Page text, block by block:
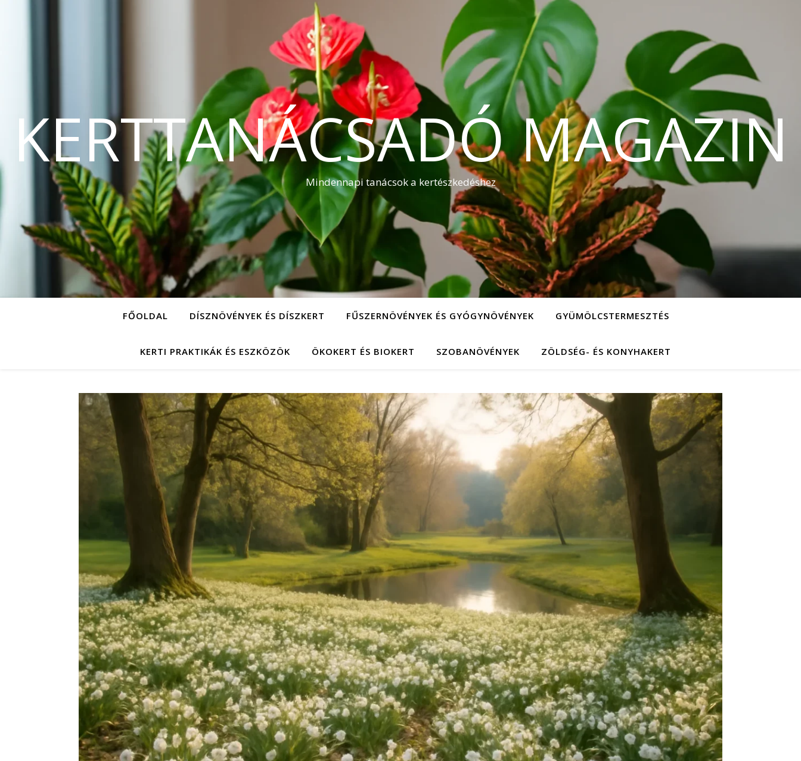
KERTTANÁCSADÓ MAGAZIN
Mindennapi tanácsok a kertészkedéshez
FŐOLDAL DÍSZNÖVÉNYEK ÉS DÍSZKERT FŰSZERNÖVÉNYEK ÉS GYÓGYNÖVÉNYEK GYÜMÖLCSTERMESZTÉS
KERTI PRAKTIKÁK ÉS ESZKÖZÖK ÖKOKERT ÉS BIOKERT SZOBANÖVÉNYEK ZÖLDSÉG- ÉS KONYHAKERT